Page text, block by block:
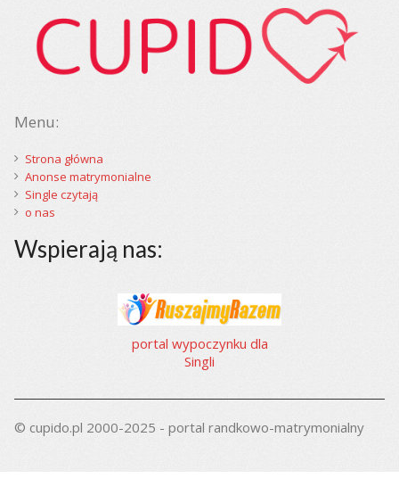
Menu:
Strona główna
Anonse matrymonialne
Single czytają
o nas
Wspierają nas:
portal wypoczynku dla
Singli
© cupido.pl 2000-2025 - portal randkowo-matrymonialny